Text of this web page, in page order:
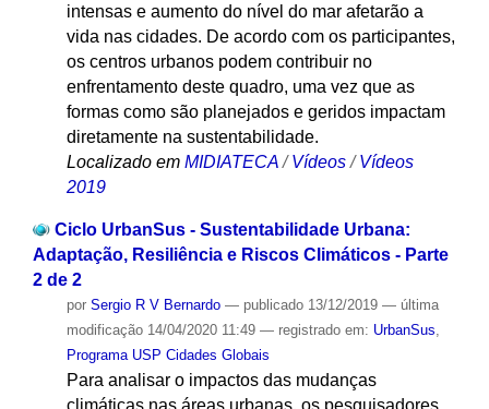
intensas e aumento do nível do mar afetarão a
vida nas cidades. De acordo com os participantes,
os centros urbanos podem contribuir no
enfrentamento deste quadro, uma vez que as
formas como são planejados e geridos impactam
diretamente na sustentabilidade.
Localizado em MIDIATECA /Vídeos /Vídeos
2019
Ciclo UrbanSus - Sustentabilidade Urbana:
Adaptação, Resiliência e Riscos Climáticos - Parte
2 de 2
por Sergio R V Bernardo — publicado13/12/2019 — última
modificação14/04/2020 11:49 — registrado em: UrbanSus
Programa USP Cidades Globais
Para analisar o impactos das mudanças
climáticas nas áreas urbanas, os pesquisadores